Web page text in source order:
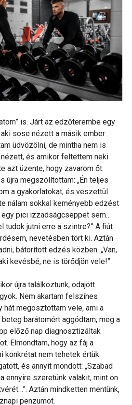
is. Járt az edzőterembe egy
sose nézett a másik ember
üdvözölni, de mintha nem is
és amikor feltettem neki
azt üzente, hogy zavarom őt.
újra megszólítottam: „Én teljes
a gyakorlatokat, és veszettül
nálam sokkal keményebb edzést
pici izzadságcseppet sem…
tudok jutni erre a szintre?” A fiút
nevetésben tört ki. Aztán
bátorított edzés közben. „Van,
kevésbé, ne is törődjön vele!”
újra találkoztunk, odajött
Nem akartam felszínes
hát megosztottam vele, ami a
barátomért aggódtam, meg a
előző nap diagnosztizáltak
Elmondtam, hogy az fáj a
konkrétat nem tehetek értük.
és annyit mondott: „Szabad
ennyire szeretünk valakit, mint ön
Aztán mindketten mentünk,
penzumot.